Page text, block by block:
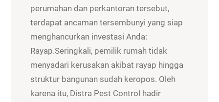
perumahan dan perkantoran tersebut,
terdapat ancaman tersembunyi yang siap
menghancurkan investasi Anda:
Rayap.Seringkali, pemilik rumah tidak
menyadari kerusakan akibat rayap hingga
struktur bangunan sudah keropos. Oleh
karena itu, Distra Pest Control hadir